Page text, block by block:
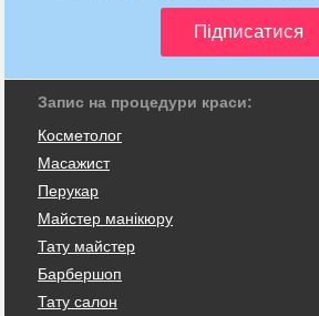
Запис на процедури краси:
Косметолог
Масажист
Перукар
Майстер манікюру
Тату майстер
Барбершоп
Тату салон